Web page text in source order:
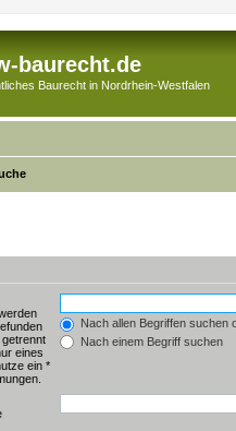
baurecht.de
Baurecht in Nordrhein-Westfalen
eines
ein *
Nach allen Begriffen suchen
Nach einem Begriff suchen